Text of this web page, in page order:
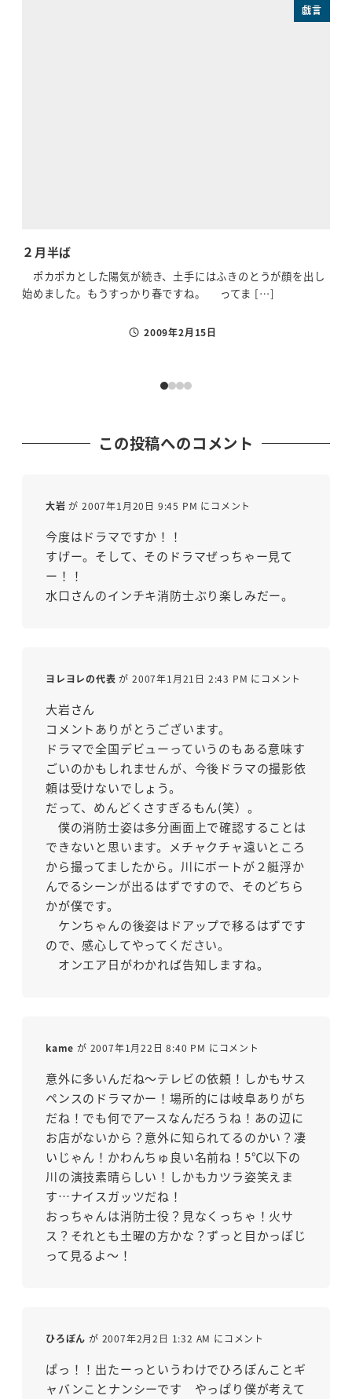
戯言
２月半ば
ポカポカとした陽気が続き、土手にはふきのとうが顔を出し
始めました。もうすっかり春ですね。 ってま […]
投稿日2009年2月15日
この投稿へのコメント
大岩 が 2007年1月20日 9:45 PM にコメント
今度はドラマですか！！
すげー。そして、そのドラマぜっちゃー見て
ー！！
水口さんのインチキ消防士ぶり楽しみだー。
ヨレヨレの代表 が 2007年1月21日 2:43 PM にコメント
大岩さん
コメントありがとうございます。
ドラマで全国デビューっていうのもある意味す
ごいのかもしれませんが、今後ドラマの撮影依
頼は受けないでしょう。
だって、めんどくさすぎるもん(笑）。
僕の消防士姿は多分画面上で確認することは
できないと思います。メチャクチャ遠いところ
から撮ってましたから。川にボートが２艇浮か
んでるシーンが出るはずですので、そのどちら
かが僕です。
ケンちゃんの後姿はドアップで移るはずです
ので、感心してやってください。
オンエア日がわかれば告知しますね。
kame が 2007年1月22日 8:40 PM にコメント
意外に多いんだね～テレビの依頼！しかもサス
ペンスのドラマかー！場所的には岐阜ありがち
だね！でも何でアースなんだろうね！あの辺に
お店がないから？意外に知られてるのかい？凄
いじゃん！かわんちゅ良い名前ね！5℃以下の
川の演技素晴らしい！しかもカツラ姿笑えま
す…ナイスガッツだね！
おっちゃんは消防士役？見なくっちゃ！火サ
ス？それとも土曜の方かな？ずっと目かっぽじ
って見るよ～！
ひろぽん が 2007年2月2日 1:32 AM にコメント
ぱっ！！出たーっというわけでひろぽんことギ
ャバンことナンシーです やっぱり僕が考えて